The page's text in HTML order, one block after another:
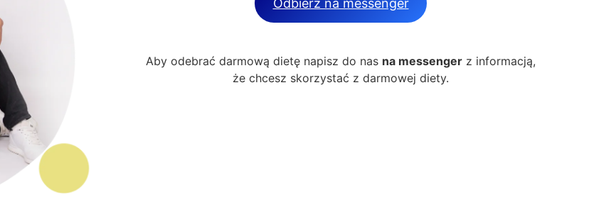
Odbierz na messenger
Aby odebrać darmową dietę napisz do nas na messenger z informacją,
że chcesz skorzystać z darmowej diety.